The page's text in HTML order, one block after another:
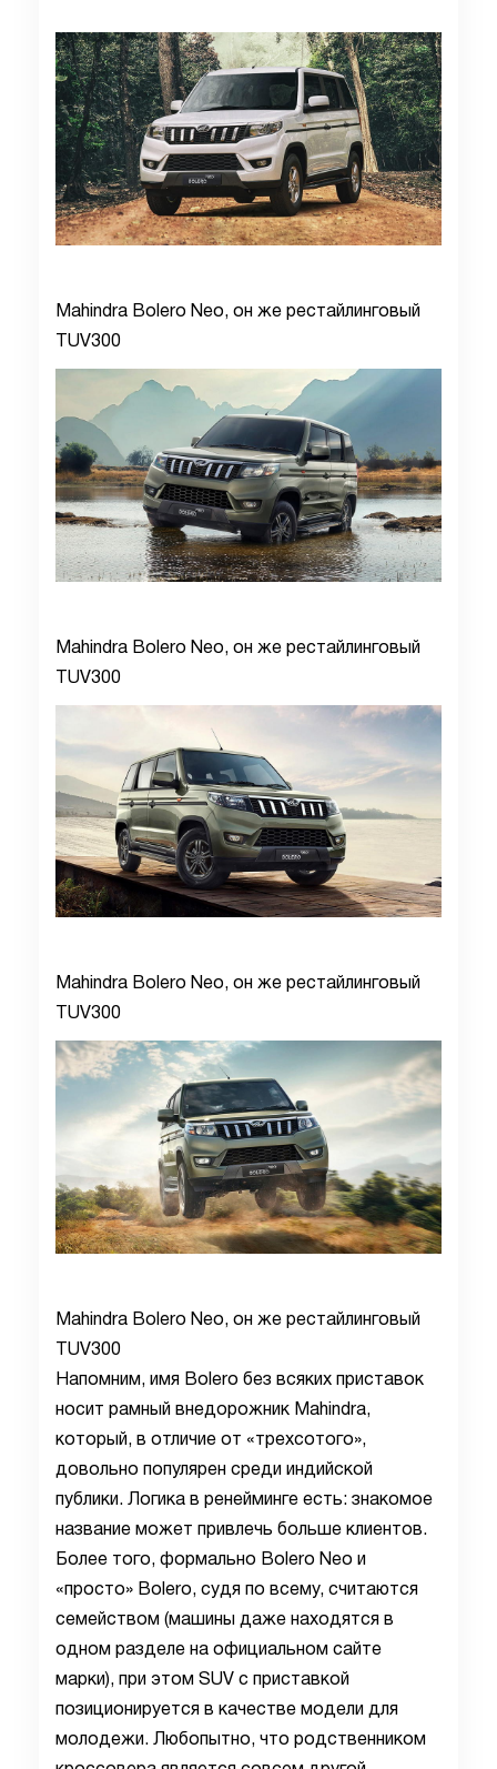
Mahindra Bolero Neo, он же рестайлинговый
TUV300
Mahindra Bolero Neo, он же рестайлинговый
TUV300
Mahindra Bolero Neo, он же рестайлинговый
TUV300
Mahindra Bolero Neo, он же рестайлинговый
TUV300
Напомним, имя Bolero без всяких приставок
носит рамный внедорожник Mahindra,
который, в отличие от «трехсотого»,
довольно популярен среди индийской
публики. Логика в ренейминге есть: знакомое
название может привлечь больше клиентов.
Более того, формально Bolero Neo и
«просто» Bolero, судя по всему, считаются
семейством (машины даже находятся в
одном разделе на официальном сайте
марки), при этом SUV с приставкой
позиционируется в качестве модели для
молодежи. Любопытно, что родственником